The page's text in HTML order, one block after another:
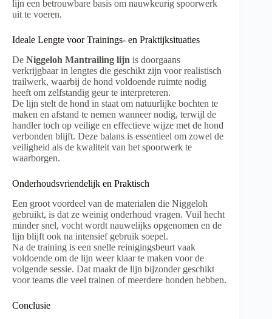
lijn een betrouwbare basis om nauwkeurig spoorwerk
uit te voeren.
Ideale Lengte voor Trainings- en Praktijksituaties
De Niggeloh Mantrailing lijn is doorgaans
verkrijgbaar in lengtes die geschikt zijn voor realistisch
trailwerk, waarbij de hond voldoende ruimte nodig
heeft om zelfstandig geur te interpreteren.
De lijn stelt de hond in staat om natuurlijke bochten te
maken en afstand te nemen wanneer nodig, terwijl de
handler toch op veilige en effectieve wijze met de hond
verbonden blijft. Deze balans is essentieel om zowel de
veiligheid als de kwaliteit van het spoorwerk te
waarborgen.
Onderhoudsvriendelijk en Praktisch
Een groot voordeel van de materialen die Niggeloh
gebruikt, is dat ze weinig onderhoud vragen. Vuil hecht
minder snel, vocht wordt nauwelijks opgenomen en de
lijn blijft ook na intensief gebruik soepel.
Na de training is een snelle reinigingsbeurt vaak
voldoende om de lijn weer klaar te maken voor de
volgende sessie. Dat maakt de lijn bijzonder geschikt
voor teams die veel trainen of meerdere honden hebben.
Conclusie